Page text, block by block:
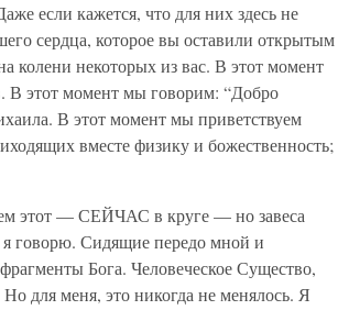
если кажется, что для них здесь не
сердца, которое вы оставили открытым
колени некоторых из вас. В этот момент
В этот момент мы говорим: “Добро
В этот момент мы приветствуем
вместе физику и божественность;
этот — СЕЙЧАС в круге — но завеса
я говорю. Сидящие передо мной и
Бога. Человеческое Существо,
для меня, это никогда не менялось. Я